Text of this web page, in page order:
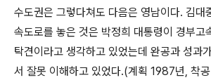
수도권은 그렇다쳐도 다음은 영남이다. 김대
속도로를 놓은 것은 박정희 대통령이 경부고
탁견이라고 생각하고 있었는데 완공과 성과
서 잘못 이해하고 있었다.(계획 1987년, 착